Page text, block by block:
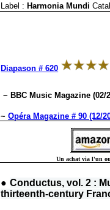
Label : Harmonia Mundi
Diapason # 620
~ BBC Music Magazine (02/
~Opéra Magazine # 90 (12/
Un achat via l'un
● Conductus, vol. 2 :
thirteenth-century